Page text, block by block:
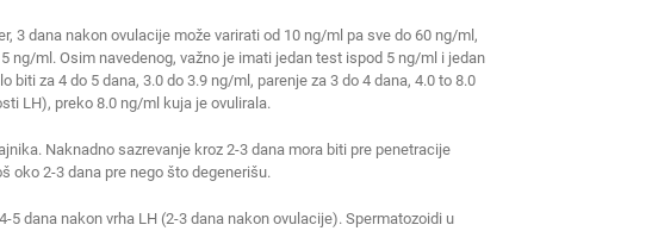
3 dana nakon ovulacije može varirati od 10 ng/ml pa sve do 60 ng/ml,
ng/ml. Osim navedenog, važno je imati jedan test ispod 5 ng/ml i jedan
za 4 do 5 dana, 3.0 do 3.9 ng/ml, parenje za 3 do 4 dana, 4.0 to 8.0
LH), preko 8.0 ng/ml kuja je ovulirala.
Naknadno sazrevanje kroz 2-3 dana mora biti pre penetracije
oko 2-3 dana pre nego što degenerišu.
dana nakon vrha LH (2-3 dana nakon ovulacije). Spermatozoidi u